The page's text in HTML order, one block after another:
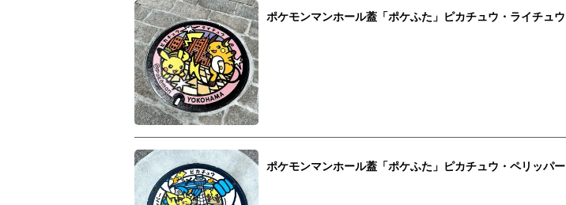
ポケモンマンホール蓋「ポケふた」ピカチュウ・ライチュウ
ポケモンマンホール蓋「ポケふた」ピカチュウ・ペリッパー